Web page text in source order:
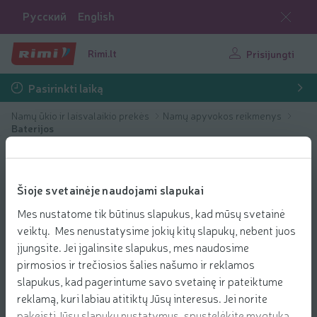
Šioje svetainėje naudojami slapukai
Mes nustatome tik būtinus slapukus, kad mūsų svetainė
veiktų. Mes nenustatysime jokių kitų slapukų, nebent juos
įjungsite. Jei įgalinsite slapukus, mes naudosime
pirmosios ir trečiosios šalies našumo ir reklamos
slapukus, kad pagerintume savo svetainę ir pateiktume
reklamą, kuri labiau atitiktų Jūsų interesus. Jei norite
Русский English
Rimi.lt Prisijungti
Pasirinkti laiką
Namų ūkio ir laisvalaikio prekės
Namų apyvokos reikmenys
Baterijos